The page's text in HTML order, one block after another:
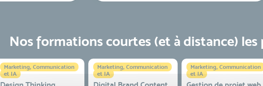
Nos formations courtes (et à distance) les
Marketing, Communication
et IA
Marketing, Communication
et IA
Marketing, Communication
et IA